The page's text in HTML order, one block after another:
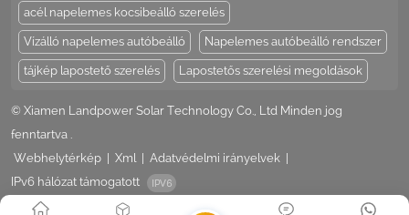
acél napelemes kocsibeálló szerelés
Vízálló napelemes autóbeálló Napelemes autóbeálló rendszer
tájkép lapostető szerelés Lapostetős szerelési megoldások
© Xiamen Landpower Solar Technology Co., Ltd Minden jog
fenntartva .
Webhelytérkép
Xml Adatvédelmi irányelvek
IPv6 hálózat támogatott